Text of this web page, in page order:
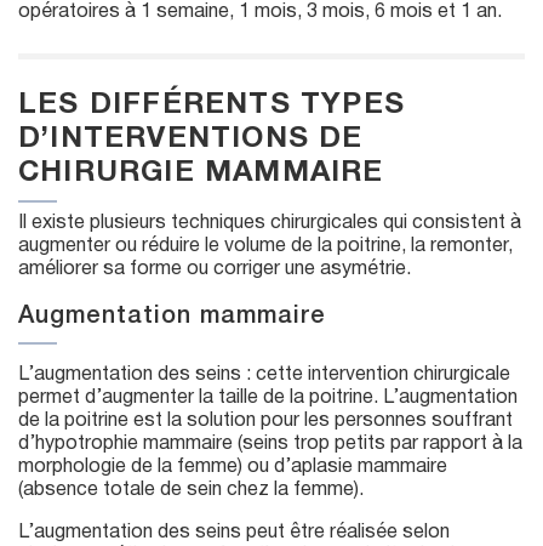
opératoires à 1 semaine, 1 mois, 3 mois, 6 mois et 1 an.
LES DIFFÉRENTS TYPES
D’INTERVENTIONS DE
CHIRURGIE MAMMAIRE
Il existe plusieurs techniques chirurgicales qui consistent à
augmenter ou réduire le volume de la poitrine, la remonter,
améliorer sa forme ou corriger une asymétrie.
Augmentation mammaire
L’augmentation des seins : cette intervention chirurgicale
permet d’augmenter la taille de la poitrine. L’augmentation
de la poitrine est la solution pour les personnes souffrant
d’hypotrophie mammaire (seins trop petits par rapport à la
morphologie de la femme) ou d’aplasie mammaire
(absence totale de sein chez la femme).
L’augmentation des seins peut être réalisée selon